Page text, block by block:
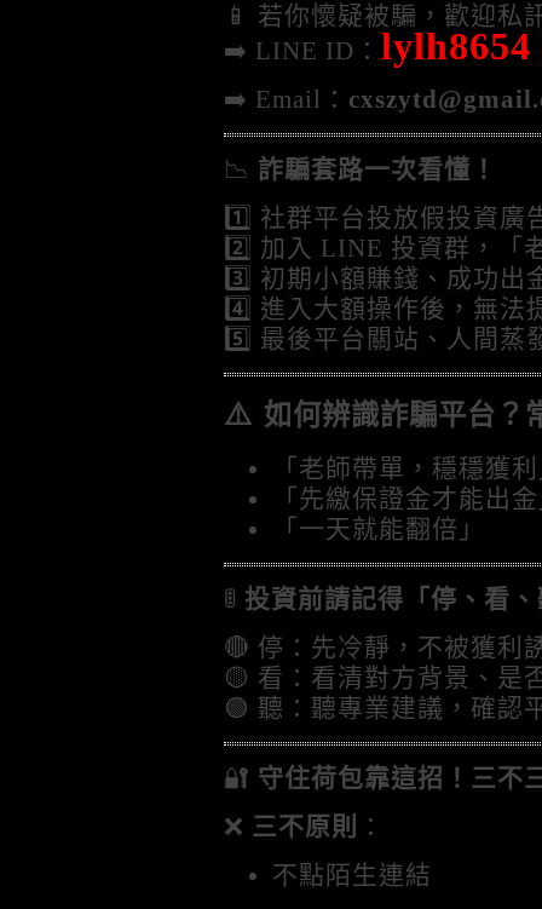
📱 若你懷疑被騙，歡迎私
➡️ LINE ID： lylh8654
➡️ Email：
📉 詐騙套路一次看懂！
1️⃣ 社群平台投放假投資廣
2️⃣ 加入 LINE 投資群，「
3️⃣ 初期小額賺錢、成功
4️⃣ 進入大額操作後，無法
5️⃣ 最後平台關站、人間蒸
⚠️ 如何辨識詐騙平台？
「老師帶單，穩穩獲
「先繳保證金才能出
「一天就能翻倍」
🚦 投資前請記得「停、看
🔴 停：先冷靜，不被獲利
🟡 看：看清對方背景、是
🟢 聽：聽專業建議，確認
🔐 守住荷包靠這招！三不
❌ 三不原則
：
不點陌生連結